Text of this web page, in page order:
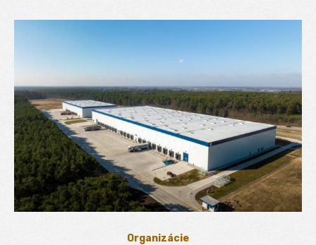
Organizácie